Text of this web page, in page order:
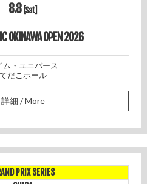
8.8 [Sat]
OKINAWA OPEN 2026
ム・ユニバース
てだこホール
詳細 / More
PRIX SERIES